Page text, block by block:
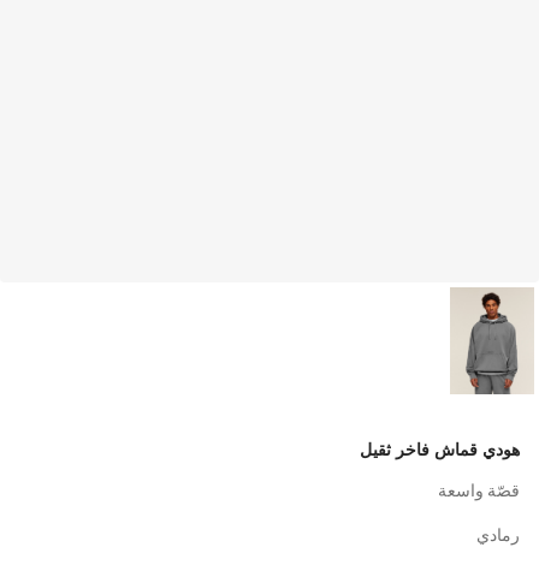
هودي قماش فاخر ثقيل
قصّة واسعة
رمادي